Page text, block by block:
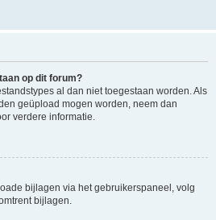
op dit forum?
al dan niet toegestaan worden. Als
geüpload mogen worden, neem dan
verdere informatie.
bijlagen via het gebruikerspaneel, volg
bijlagen.